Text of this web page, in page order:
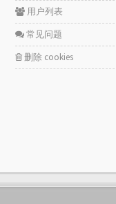
用户列表
常见问题
删除 cookies